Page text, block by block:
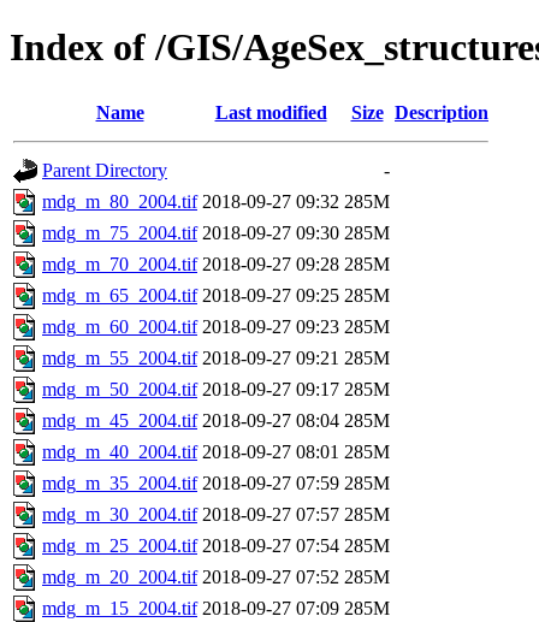
Index of /GIS/
Name Last modified Size Description
Parent Directory
-
mdg_m_80_2004.tif 2018-09-27 09:32 285M
mdg_m_75_2004.tif 2018-09-27 09:30 285M
mdg_m_70_2004.tif 2018-09-27 09:28 285M
mdg_m_65_2004.tif 2018-09-27 09:25 285M
mdg_m_60_2004.tif 2018-09-27 09:23 285M
mdg_m_55_2004.tif 2018-09-27 09:21 285M
mdg_m_50_2004.tif 2018-09-27 09:17 285M
mdg_m_45_2004.tif 2018-09-27 08:04 285M
mdg_m_40_2004.tif 2018-09-27 08:01 285M
mdg_m_35_2004.tif 2018-09-27 07:59 285M
mdg_m_30_2004.tif 2018-09-27 07:57 285M
mdg_m_25_2004.tif 2018-09-27 07:54 285M
mdg_m_20_2004.tif 2018-09-27 07:52 285M
mdg_m_15_2004.tif 2018-09-27 07:09 285M